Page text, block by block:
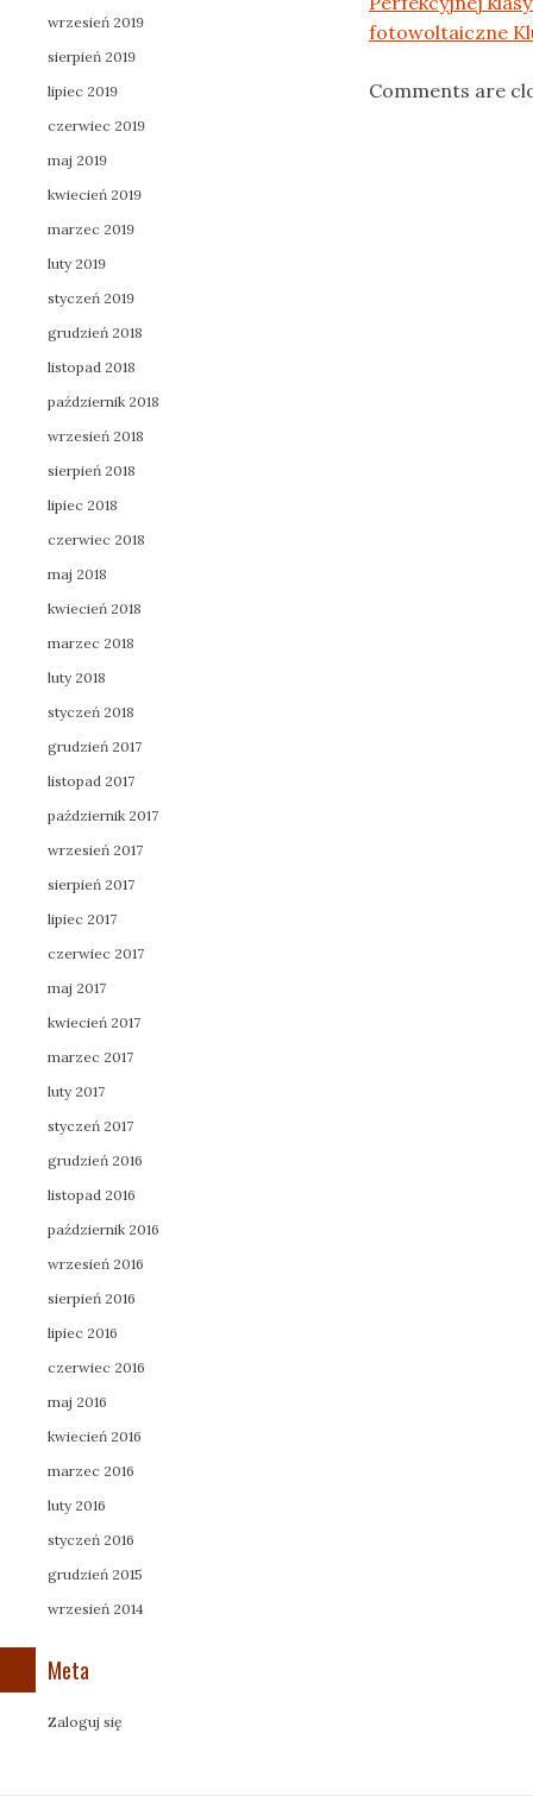
fotowoltaiczne
Comments are
wrzesień 2019
sierpień 2019
lipiec 2019
czerwiec 2019
maj 2019
kwiecień 2019
marzec 2019
luty 2019
styczeń 2019
grudzień 2018
listopad 2018
październik 2018
wrzesień 2018
sierpień 2018
lipiec 2018
czerwiec 2018
maj 2018
kwiecień 2018
marzec 2018
luty 2018
styczeń 2018
grudzień 2017
listopad 2017
październik 2017
wrzesień 2017
sierpień 2017
lipiec 2017
czerwiec 2017
maj 2017
kwiecień 2017
marzec 2017
luty 2017
styczeń 2017
grudzień 2016
listopad 2016
październik 2016
wrzesień 2016
sierpień 2016
lipiec 2016
czerwiec 2016
maj 2016
kwiecień 2016
marzec 2016
luty 2016
styczeń 2016
grudzień 2015
wrzesień 2014
Meta
Zaloguj się